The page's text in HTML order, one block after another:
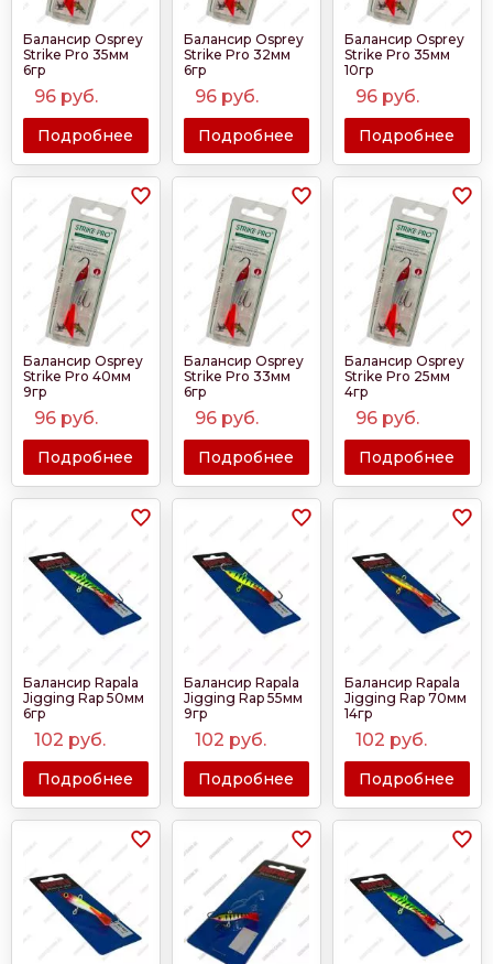
Балансир Osprey
Strike Pro 35мм
6гр
96 руб.
Подробнее
Балансир Osprey
Strike Pro 32мм
6гр
96 руб.
Подробнее
Балансир Osprey
Strike Pro 35мм
10гр
96 руб.
Подробнее
Балансир Osprey
Strike Pro 40мм
9гр
96 руб.
Подробнее
Балансир Osprey
Strike Pro 33мм
6гр
96 руб.
Подробнее
Балансир Osprey
Strike Pro 25мм
4гр
96 руб.
Подробнее
Балансир Rapala
Jigging Rap 50мм
6гр
102 руб.
Подробнее
Балансир Rapala
Jigging Rap 55мм
9гр
102 руб.
Подробнее
Балансир Rapala
Jigging Rap 70мм
14гр
102 руб.
Подробнее